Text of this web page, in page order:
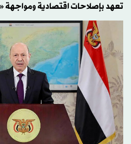
تعهد بإصلاحات اقتصادية ومواجهة